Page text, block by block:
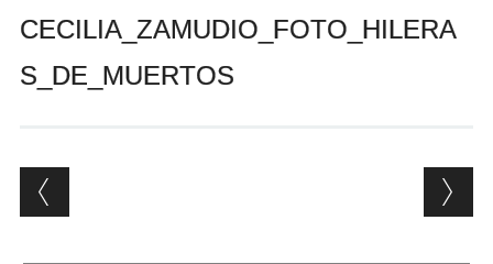
CECILIA_ZAMUDIO_FOTO_HILERA
S_DE_MUERTOS